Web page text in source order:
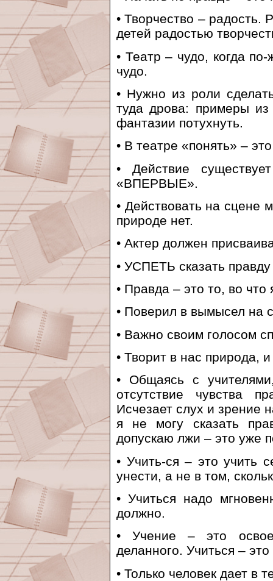
• Творчество – радость.
детей радостью
• Театр – чудо, когда
чудо.
• Нужно из роли
туда дрова: примеры
фантазии потухнуть.
• В театре «понять» –
• Действие
«ВПЕРВЫЕ».
• Действовать на сцене
природе нет.
• Актер должен
• УСПЕТЬ сказать
• Правда – это то, во что
• Поверил в вымысел на
• Важно своим голосом
• Творит в нас природа,
• Общаясь с
отсутствие чувства
Исчезает слух и зрение
я не могу сказать
допускаю лжи – это уже
• Учить-ся – это учить
унести, а не в том,
• Учиться надо
должно.
• Учение – это
деланного. Учиться –
• Только человек дает в